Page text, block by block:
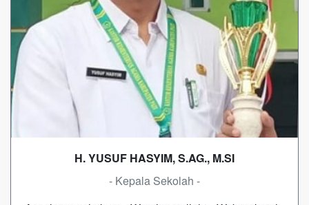
H. YUSUF HASYIM, S.AG., M.SI
- Kepala Sekolah -